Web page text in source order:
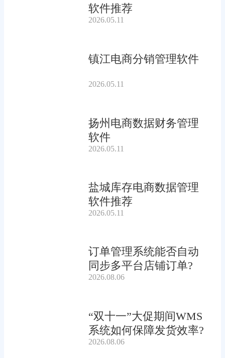
软件推荐
2026.05.11
镇江电商分销管理软件
2026.05.11
扬州电商数据财务管理
软件
2026.05.11
盐城库存电商数据管理
软件推荐
2026.05.11
订单管理系统能否自动
同步多平台店铺订单?
2026.08.06
“双十一”大促期间WMS
系统如何保障发货效率?
2026.08.06